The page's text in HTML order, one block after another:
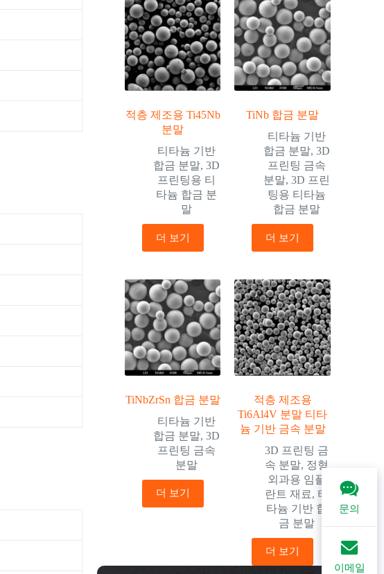
문의
이메일
적층 제조용 Ti45Nb
분말
티타늄 기반
합금 분말,3D
프린팅용 티
타늄 합금 분
말
더 보기
TiNb 합금 분말
티타늄 기반
합금 분말, 3D
프린팅 금속
분말, 3D 프린
팅용 티타늄
합금 분말
더 보기
TiNbZrSn 합금 분말
티타늄 기반
합금 분말,3D
프린팅 금속
분말
더 보기
적층 제조용
Ti6Al4V 분말 티타
늄 기반 금속 분말
3D 프린팅 금
속 분말, 정형
외과용 임플
란트 재료, 티
타늄 기반 합
금 분말
더 보기